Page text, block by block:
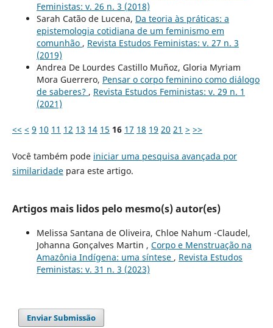
Feministas: v. 26 n. 3 (2018)
Sarah Catão de Lucena, Da teoria às práticas: a
epistemologia cotidiana de um feminismo em
comunhão , Revista Estudos Feministas: v. 27 n. 3
(2019)
Andrea De Lourdes Castillo Muñoz, Gloria Myriam
Mora Guerrero, Pensar o corpo feminino como diálogo
de saberes? , Revista Estudos Feministas: v. 29 n. 1
(2021)
<< < 9 10 11 12 13 14 15 16 17 18 19 20 21 > >>
Você também pode iniciar uma pesquisa avançada por
similaridadepara este artigo.
Artigos mais lidos pelo mesmo(s) autor(es)
Melissa Santana de Oliveira, Chloe Nahum -Claudel,
Johanna Gonçalves Martin , Corpo e Menstruação na
Amazônia Indígena: uma síntese , Revista Estudos
Feministas: v. 31 n. 3 (2023)
Enviar Submissão